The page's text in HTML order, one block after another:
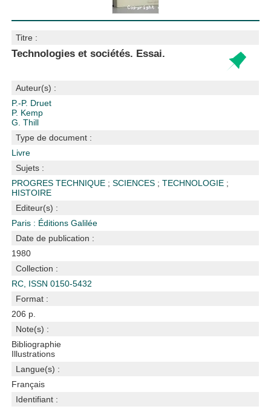
Titre :
Technologies et sociétés. Essai.
Auteur(s) :
P.-P. Druet
P. Kemp
G. Thill
Type de document :
Livre
Sujets :
PROGRES TECHNIQUE ;SCIENCES ;TECHNOLOGIE ;
HISTOIRE
Editeur(s) :
Paris : Éditions Galilée
Date de publication :
1980
Collection :
RC, ISSN 0150-5432
Format :
206 p.
Note(s) :
Bibliographie
Illustrations
Langue(s) :
Français
Identifiant :